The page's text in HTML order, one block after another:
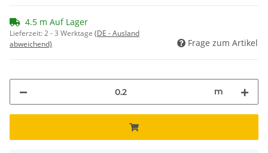
4.5 m Auf Lager
Lieferzeit:2 - 3 Werktage (DE - Ausland
abweichend)
Frage zum Artikel
m